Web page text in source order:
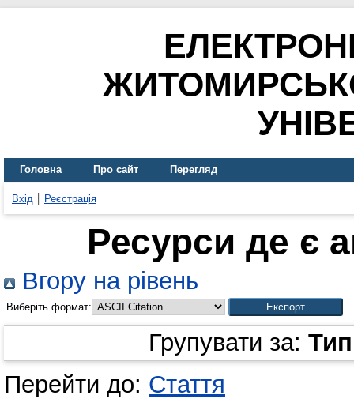
Головна Про сайт Перегляд
Вхід Реєстрація
Ресурси де є
Вгору на рівень
Виберіть формат:
Групувати за:
Перейти до: Стаття